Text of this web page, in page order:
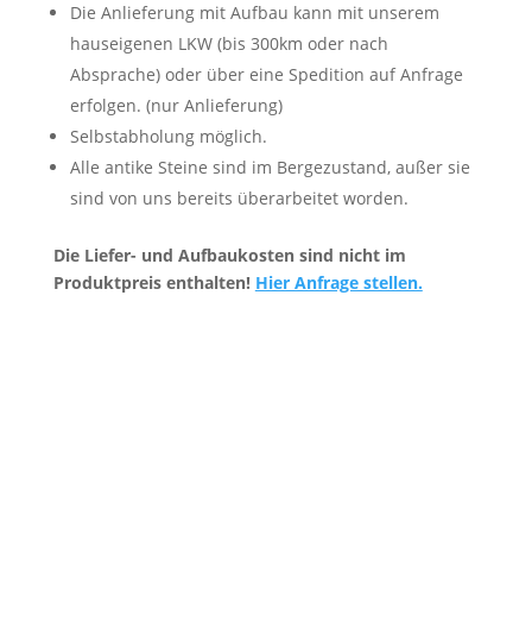
Die Anlieferung mit Aufbau kann mit unserem
hauseigenen LKW (bis 300km oder nach
Absprache) oder über eine Spedition auf Anfrage
erfolgen. (nur Anlieferung)
Selbstabholung möglich.
Alle antike Steine sind im Bergezustand, außer sie
sind von uns bereits überarbeitet worden.
Die Liefer- und Aufbaukosten sind nicht im
Produktpreis enthalten! Hier Anfrage stellen.